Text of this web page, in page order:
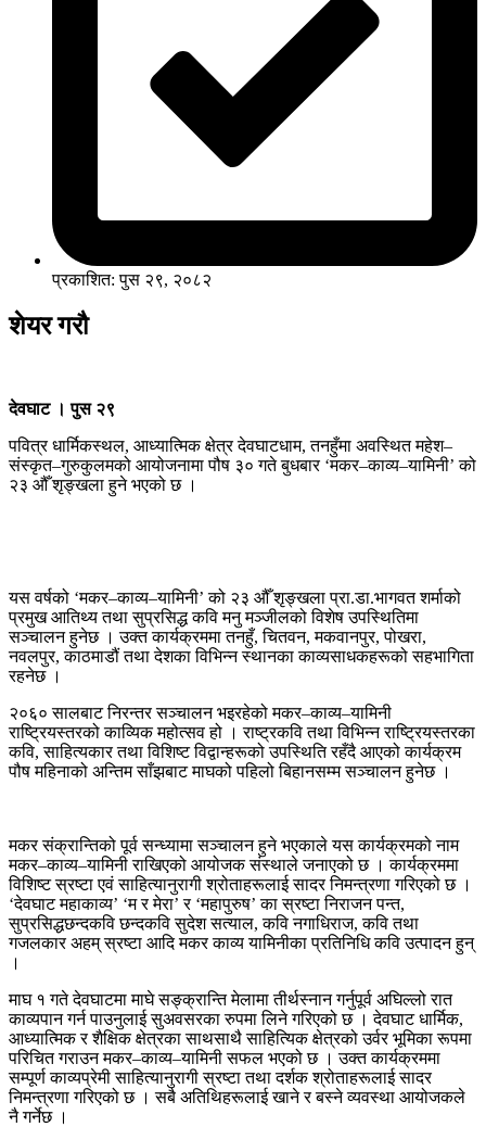
प्रकाशित: पुस २९, २०८२
शेयर गरौ
देवघाट । पुस २९
पवित्र धार्मिकस्थल, आध्यात्मिक क्षेत्र देवघाटधाम, तनहुँमा अवस्थित महेश–
संस्कृत–गुरुकुलमको आयोजनामा पौष ३० गते बुधबार ‘मकर–काव्य–यामिनी’ को
२३ औँ शृङ्खला हुने भएको छ ।
यस वर्षको ‘मकर–काव्य–यामिनी’ को २३ औँ शृङ्खला प्रा.डा.भागवत शर्माको
प्रमुख आतिथ्य तथा सुप्रसिद्ध कवि मनु मञ्जीलको विशेष उपस्थितिमा
सञ्चालन हुनेछ । उक्त कार्यक्रममा तनहुँ, चितवन, मकवानपुर, पोखरा,
नवलपुर, काठमाडौं तथा देशका विभिन्न स्थानका काव्यसाधकहरूको सहभागिता
रहनेछ ।
२०६० सालबाट निरन्तर सञ्चालन भइरहेको मकर–काव्य–यामिनी
राष्ट्रियस्तरको काव्यिक महोत्सव हो । राष्ट्रकवि तथा विभिन्न राष्ट्रियस्तरका
कवि, साहित्यकार तथा विशिष्ट विद्वान्हरूको उपस्थिति रहँदै आएको कार्यक्रम
पौष महिनाको अन्तिम साँझबाट माघको पहिलो बिहानसम्म सञ्चालन हुनेछ ।
मकर संक्रान्तिको पूर्व सन्ध्यामा सञ्चालन हुने भएकाले यस कार्यक्रमको नाम
मकर–काव्य–यामिनी राखिएको आयोजक संस्थाले जनाएको छ । कार्यक्रममा
विशिष्ट स्रष्टा एवं साहित्यानुरागी श्रोताहरूलाई सादर निमन्त्रणा गरिएको छ ।
‘देवघाट महाकाव्य’ ‘म र मेरा’ र ‘महापुरुष’ का स्रष्टा निराजन पन्त,
सुप्रसिद्धछन्दकवि छन्दकवि सुदेश सत्याल, कवि नगाधिराज, कवि तथा
गजलकार अहम् स्रष्टा आदि मकर काव्य यामिनीका प्रतिनिधि कवि उत्पादन हुन्
।
माघ १ गते देवघाटमा माघे सङ्क्रान्ति मेलामा तीर्थस्नान गर्नुपूर्व अघिल्लो रात
काव्यपान गर्न पाउनुलाई सुअवसरका रुपमा लिने गरिएको छ । देवघाट धार्मिक,
आध्यात्मिक र शैक्षिक क्षेत्रका साथसाथै साहित्यिक क्षेत्रको उर्वर भूमिका रूपमा
परिचित गराउन मकर–काव्य–यामिनी सफल भएको छ । उक्त कार्यक्रममा
सम्पूर्ण काव्यप्रेमी साहित्यानुरागी स्रष्टा तथा दर्शक श्रोताहरूलाई सादर
निमन्त्रणा गरिएको छ । सबै अतिथिहरूलाई खाने र बस्ने व्यवस्था आयोजकले
नै गर्नेछ ।